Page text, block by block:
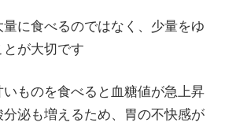
に食べるのではなく、少量をゆ
が大切です
ものを食べると血糖値が急上昇
泌も増えるため、胃の不快感が